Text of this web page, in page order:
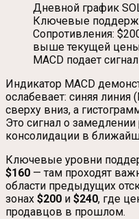
Дневной график
Ключевые
Сопротивления:
выше текущей
MACD подает
Индикатор MACD
ослабевает: синяя линия
сверху вниз, а
Это сигнал о
консолидации в
Ключевые уровни
$160 — там проходят
области предыдущих
зонах $200 и $240, где
продавцов в прошлом.